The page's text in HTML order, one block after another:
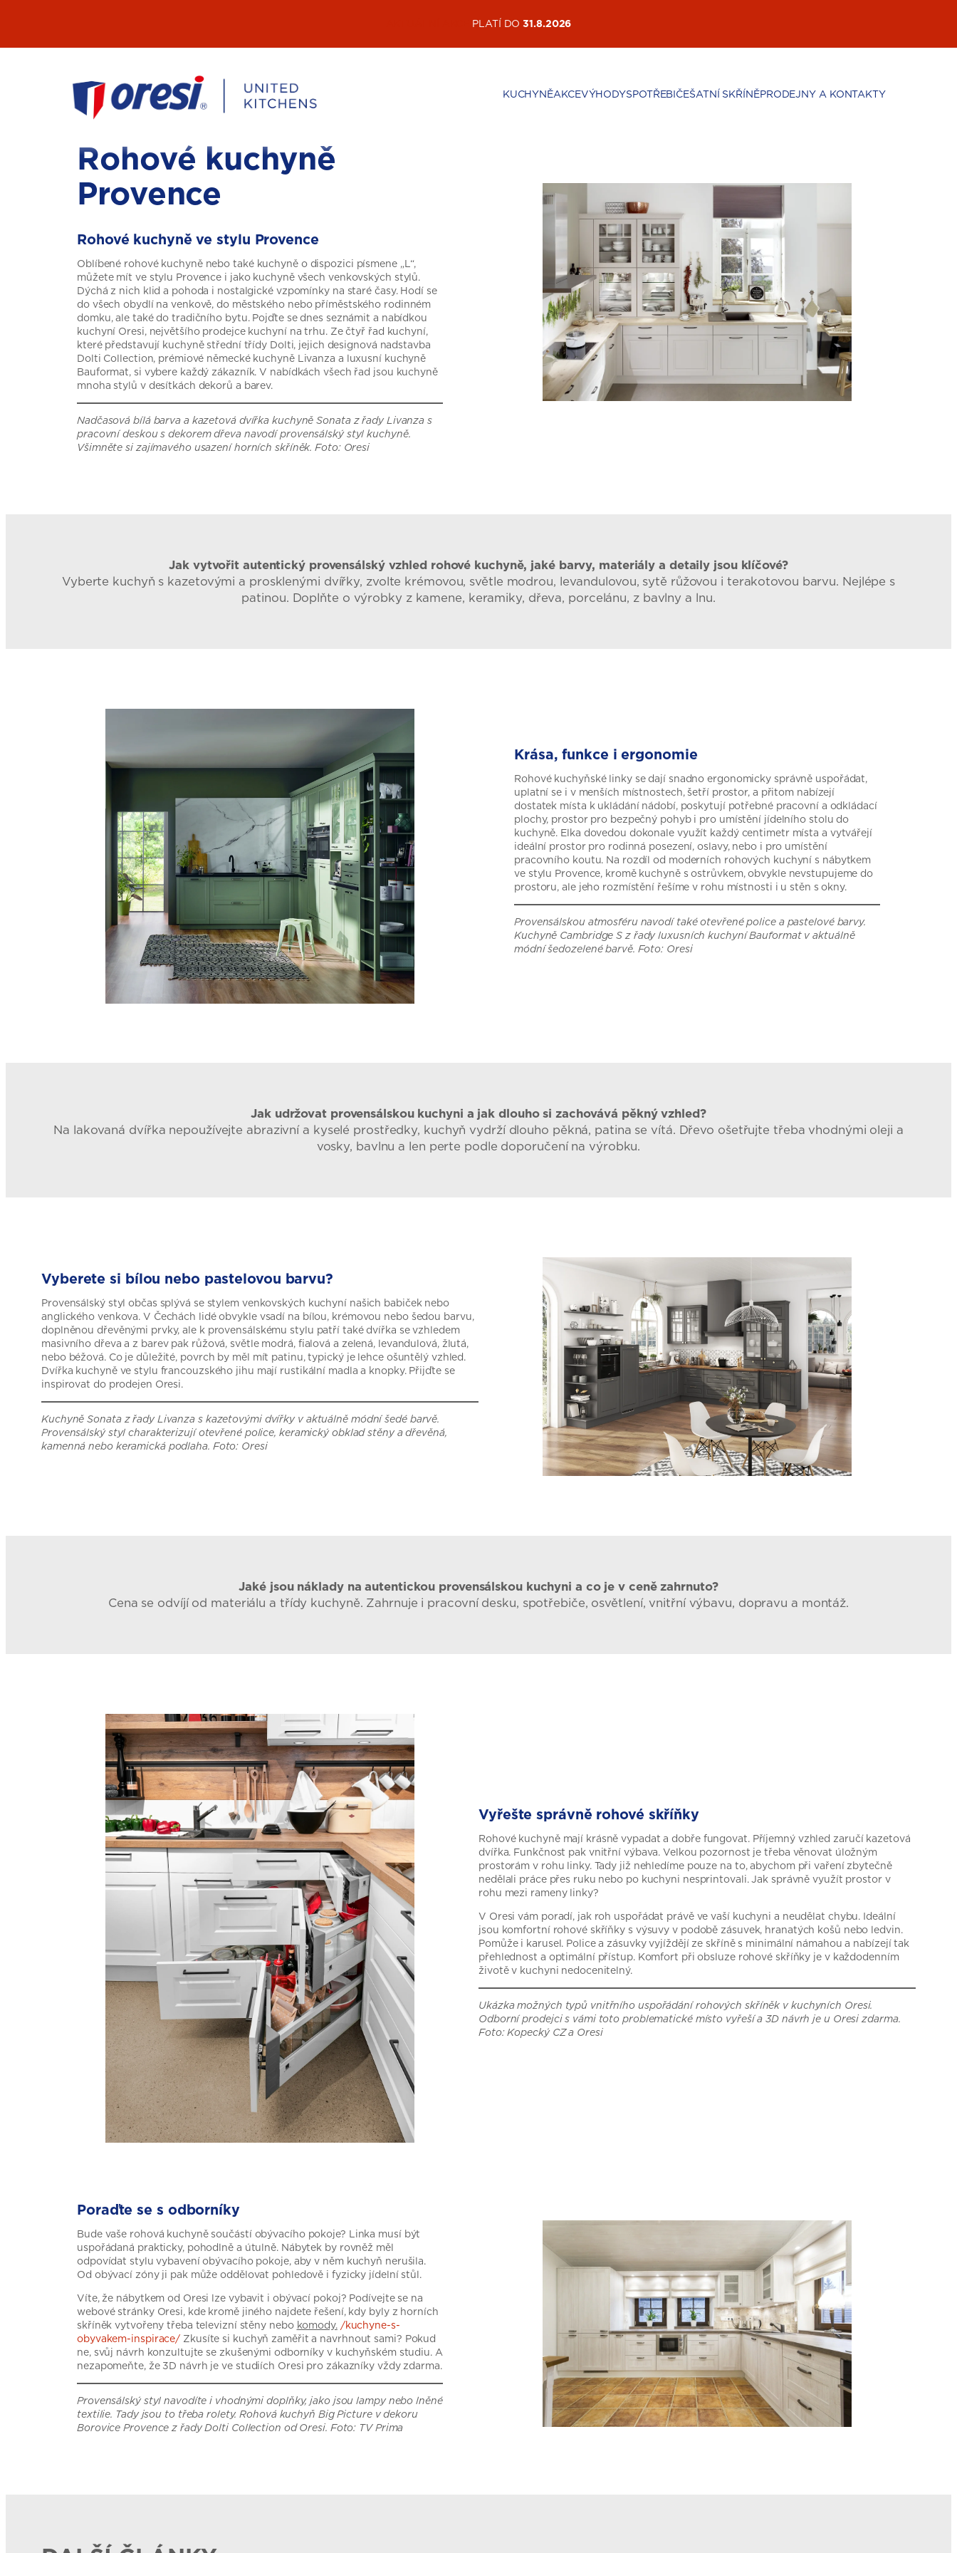
PLATÍ DO31.8.2026
KUCHYNĚAKCEVÝHODYSPOTŘEBIČEŠATNÍ SKŘÍNĚPRODEJNY A KONTAKTY
Rohové kuchyně
Provence
Rohové kuchyně ve stylu Provence
Oblíbené rohové kuchyně nebo také kuchyně o dispozici písmene „L“,
můžete mít ve stylu Provence i jako kuchyně všech venkovských stylů.
Dýchá z nich klid a pohoda i nostalgické vzpomínky na staré časy. Hodí se
do všech obydlí na venkově, do městského nebo příměstského rodinném
domku, ale také do tradičního bytu. Pojďte se dnes seznámit a nabídkou
kuchyní Oresi, největšího prodejce kuchyní na trhu. Ze čtyř řad kuchyní,
které představují kuchyně střední třídy Dolti, jejich designová nadstavba
Dolti Collection, prémiové německé kuchyně Livanza a luxusní kuchyně
Bauformat, si vybere každý zákazník. V nabídkách všech řad jsou kuchyně
mnoha stylů v desítkách dekorů a barev.
Nadčasová bílá barva a kazetová dvířka kuchyně Sonata z řady Livanza s
pracovní deskou s dekorem dřeva navodí provensálský styl kuchyně.
Všimněte si zajímavého usazení horních skříněk. Foto: Oresi
Jak vytvořit autentický provensálský vzhled rohové kuchyně, jaké barvy, materiály a detaily jsou klíčové?
Vyberte kuchyň s kazetovými a prosklenými dvířky, zvolte krémovou, světle modrou, levandulovou, sytě růžovou i terakotovou barvu. Nejlépe s
patinou. Doplňte o výrobky z kamene, keramiky, dřeva, porcelánu, z bavlny a lnu.
Krása, funkce i ergonomie
Rohové kuchyňské linky se dají snadno ergonomicky správně uspořádat,
uplatní se i v menších místnostech, šetří prostor, a přitom nabízejí
dostatek místa k ukládání nádobí, poskytují potřebné pracovní a odkládací
plochy, prostor pro bezpečný pohyb i pro umístění jídelního stolu do
kuchyně. Elka dovedou dokonale využít každý centimetr místa a vytvářejí
ideální prostor pro rodinná posezení, oslavy, nebo i pro umístění
pracovního koutu. Na rozdíl od moderních rohových kuchyní s nábytkem
ve stylu Provence, kromě kuchyně s ostrůvkem, obvykle nevstupujeme do
prostoru, ale jeho rozmístění řešíme v rohu místnosti i u stěn s okny.
Provensálskou atmosféru navodí také otevřené police a pastelové barvy.
Kuchyně Cambridge S z řady luxusních kuchyní Bauformat v aktuálně
módní šedozelené barvě. Foto: Oresi
Jak udržovat provensálskou kuchyni a jak dlouho si zachovává pěkný vzhled?
Na lakovaná dvířka nepoužívejte abrazivní a kyselé prostředky, kuchyň vydrží dlouho pěkná, patina se vítá. Dřevo ošetřujte třeba vhodnými oleji a
vosky, bavlnu a len perte podle doporučení na výrobku.
Vyberete si bílou nebo pastelovou barvu?
Provensálský styl občas splývá se stylem venkovských kuchyní našich babiček nebo
anglického venkova. V Čechách lidé obvykle vsadí na bílou, krémovou nebo šedou barvu,
doplněnou dřevěnými prvky, ale k provensálskému stylu patří také dvířka se vzhledem
masivního dřeva a z barev pak růžová, světle modrá, fialová a zelená, levandulová, žlutá,
nebo béžová. Co je důležité, povrch by měl mít patinu, typický je lehce ošuntělý vzhled.
Dvířka kuchyně ve stylu francouzského jihu mají rustikální madla a knopky. Přijďte se
inspirovat do prodejen Oresi.
Kuchyně Sonata z řady Livanza s kazetovými dvířky v aktuálně módní šedé barvě.
Provensálský styl charakterizují otevřené police, keramický obklad stěny a dřevěná,
kamenná nebo keramická podlaha. Foto: Oresi
Jaké jsou náklady na autentickou provensálskou kuchyni a co je v ceně zahrnuto?
Cena se odvíjí od materiálu a třídy kuchyně. Zahrnuje i pracovní desku, spotřebiče, osvětlení, vnitřní výbavu, dopravu a montáž.
Vyřešte správně rohové skříňky
Rohové kuchyně mají krásně vypadat a dobře fungovat. Příjemný vzhled zaručí kazetová
dvířka. Funkčnost pak vnitřní výbava. Velkou pozornost je třeba věnovat úložným
prostorám v rohu linky. Tady již nehledíme pouze na to, abychom při vaření zbytečně
nedělali práce přes ruku nebo po kuchyni nesprintovali. Jak správně využít prostor v
rohu mezi rameny linky?
V Oresi vám poradí, jak roh uspořádat právě ve vaší kuchyni a neudělat chybu. Ideální
jsou komfortní rohové skříňky s výsuvy v podobě zásuvek, hranatých košů nebo ledvin.
Pomůže i karusel. Police a zásuvky vyjíždějí ze skříně s minimální námahou a nabízejí tak
přehlednost a optimální přístup. Komfort při obsluze rohové skříňky je v každodenním
životě v kuchyni nedocenitelný.
Ukázka možných typů vnitřního uspořádání rohových skříněk v kuchyních Oresi.
Odborní prodejci s vámi toto problematické místo vyřeší a 3D návrh je u Oresi zdarma.
Foto: Kopecký CZ a Oresi
Poraďte se s odborníky
Bude vaše rohová kuchyně součástí obývacího pokoje? Linka musí být
uspořádaná prakticky, pohodlně a útulně. Nábytek by rovněž měl
odpovídat stylu vybavení obývacího pokoje, aby v něm kuchyň nerušila.
Od obývací zóny ji pak může oddělovat pohledově i fyzicky jídelní stůl.
Víte, že nábytkem od Oresi lze vybavit i obývací pokoj? Podívejte se na
webové stránky Oresi, kde kromě jiného najdete řešení, kdy byly z horních
skříněk vytvořeny třeba televizní stěny nebo komody. /kuchyne-s-
obyvakem-inspirace/ Zkusíte si kuchyň zaměřit a navrhnout sami? Pokud
ne, svůj návrh konzultujte se zkušenými odborníky v kuchyňském studiu. A
nezapomeňte, že 3D návrh je ve studiích Oresi pro zákazníky vždy zdarma.
Provensálský styl navodíte i vhodnými doplňky, jako jsou lampy nebo lněné
textilie. Tady jsou to třeba rolety. Rohová kuchyň Big Picture v dekoru
Borovice Provence z řady Dolti Collection od Oresi. Foto: TV Prima